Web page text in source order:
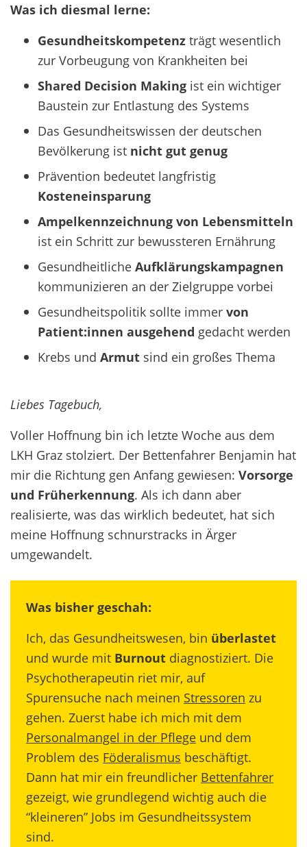
Was ich diesmal lerne:
Gesundheitskompetenz trägt wesentlich
zur Vorbeugung von Krankheiten bei
Shared Decision Making ist ein wichtiger
Baustein zur Entlastung des Systems
Das Gesundheitswissen der deutschen
Bevölkerung ist nicht gut genug
Prävention bedeutet langfristig
Kosteneinsparung
Ampelkennzeichnung von Lebensmitteln
ist ein Schritt zur bewussteren Ernährung
Gesundheitliche Aufklärungskampagnen
kommunizieren an der Zielgruppe vorbei
Gesundheitspolitik sollte immer von
Patient:innen ausgehend gedacht werden
Krebs und Armut sind ein großes Thema
Liebes Tagebuch,
Voller Hoffnung bin ich letzte Woche aus dem
LKH Graz stolziert. Der Bettenfahrer Benjamin hat
mir die Richtung gen Anfang gewiesen: Vorsorge
und Früherkennung. Als ich dann aber
realisierte, was das wirklich bedeutet, hat sich
meine Hoffnung schnurstracks in Ärger
umgewandelt.
Was bisher geschah:
Ich, das Gesundheitswesen, bin überlastet
und wurde mit Burnout diagnostiziert. Die
Psychotherapeutin riet mir, auf
Spurensuche nach meinen Stressoren zu
gehen. Zuerst habe ich mich mit dem
Personalmangel in der Pflege und dem
Problem des Föderalismus beschäftigt.
Dann hat mir ein freundlicher Bettenfahrer
gezeigt, wie grundlegend wichtig auch die
“kleineren” Jobs im Gesundheitssystem
sind.